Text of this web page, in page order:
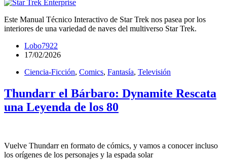
Este Manual Técnico Interactivo de Star Trek nos pasea por los
interiores de una variedad de naves del multiverso Star Trek.
Lobo7922
17/02/2026
Ciencia-Ficción, Comics, Fantasía, Televisión
Thundarr el Bárbaro: Dynamite Rescata
una Leyenda de los 80
Vuelve Thundarr en formato de cómics, y vamos a conocer incluso
los orígenes de los personajes y la espada solar